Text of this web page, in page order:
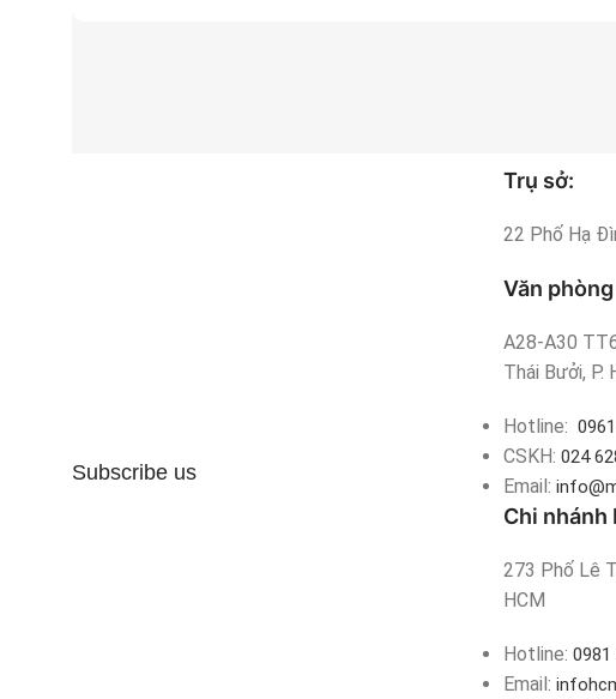
Subscribe us
Trụ sở:
22 Phố Hạ
Văn
A28-A30
Thái Bưởi, P.
Hotline:
CSKH:024
Email:
Chi nhánh
273 Phố Lê
HCM
Hotline:0981
Email: